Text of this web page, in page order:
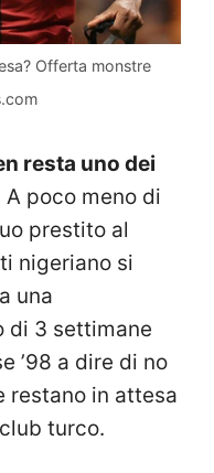
Offerta monstre
resta uno dei
poco meno di
prestito al
nigeriano si
una
di 3 settimane
’98 a dire di no
restano in attesa
turco.